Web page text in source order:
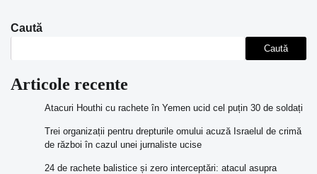
Caută
Caută
Articole recente
Atacuri Houthi cu rachete în Yemen ucid cel puțin 30 de soldați
Trei organizații pentru drepturile omului acuză Israelul de crimă
de război în cazul unei jurnaliste ucise
24 de rachete balistice și zero interceptări: atacul asupra